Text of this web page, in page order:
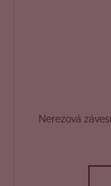
Nerezová